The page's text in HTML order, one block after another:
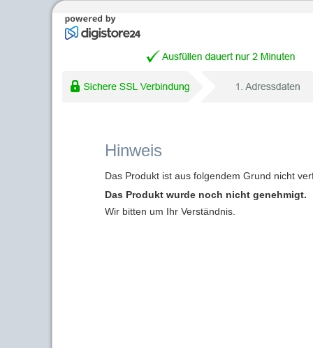
Hinweis
Das Produkt ist aus folgendem Grund nicht
Das Produkt wurde noch nicht genehmigt.
Wir bitten um Ihr Verständnis.